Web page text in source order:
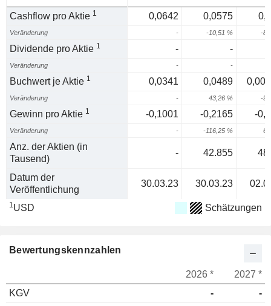
Cashflow pro Aktie 1 0,0642 0,0575
Veränderung - -10,51 % -
Dividende pro Aktie 1 - -
Veränderung - -
Buchwert je Aktie 1 0,0341 0,0489
Veränderung - 43,26 % -
Gewinn pro Aktie 1 -0,1001 -0,2165 -
Veränderung - -116,25 %
Anz. der Aktien (in
Tausend)
- 42.855
Datum der
Veröffentlichung
30.03.23 30.03.23
1USD Schätzungen
Bewertungskennzahlen
2026 *
2027 *
KGV
-
-